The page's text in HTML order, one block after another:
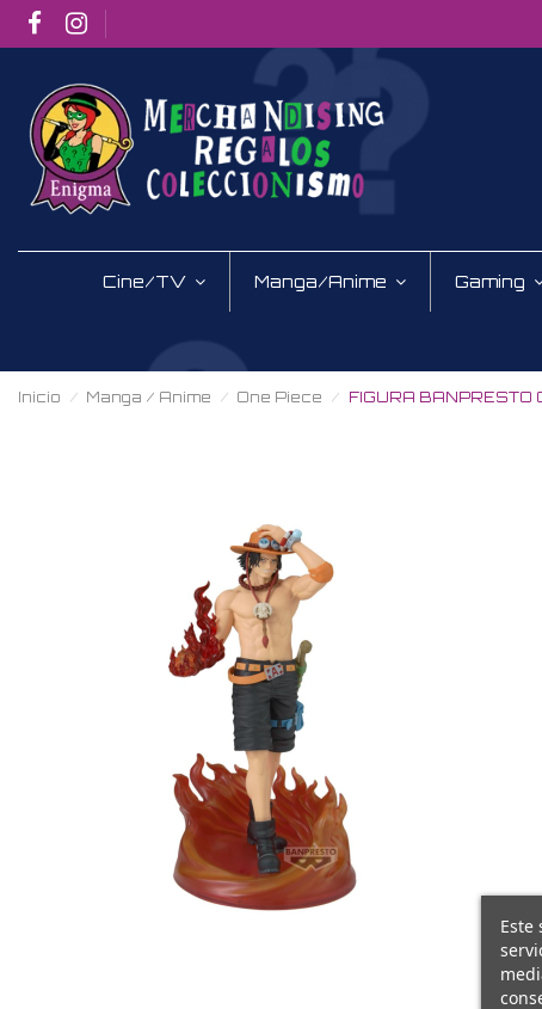
Cine/TV Manga/Anime Gaming
Inicio Manga / Anime One Piece FIGURA BANPRESTO
Este